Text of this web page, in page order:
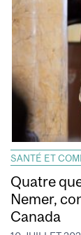
SANTÉ ET
Quatre
Nemer,
Canada